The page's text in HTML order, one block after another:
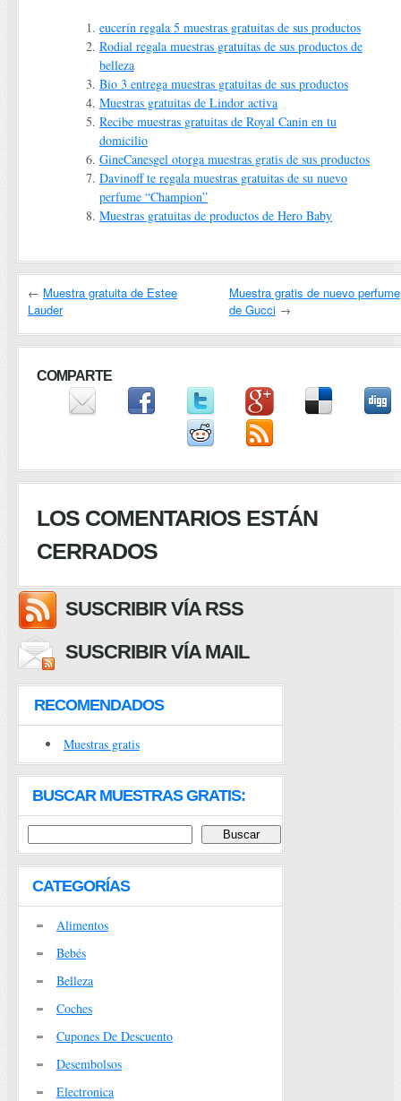
eucerín regala 5 muestras gratuitas de sus productos
Rodial regala muestras gratuitas de sus productos de
belleza
Bio 3 entrega muestras gratuitas de sus productos
Muestras gratuitas de Lindor activa
Recibe muestras gratuitas de Royal Canin en tu
domicilio
GineCanesgel otorga muestras gratis de sus productos
Davinoff te regala muestras gratuitas de su nuevo
perfume “Champion”
Muestras gratuitas de productos de Hero Baby
← Muestra gratuita de Estee
Lauder
Muestra gratis de nuevo perfume
de Gucci→
COMPARTE
LOS COMENTARIOS ESTÁN
CERRADOS
SUSCRIBIR VÍA RSS
SUSCRIBIR VÍA MAIL
RECOMENDADOS
Muestras gratis
BUSCAR MUESTRAS GRATIS:
CATEGORÍAS
Alimentos
Bebés
Belleza
Coches
Cupones De Descuento
Desembolsos
Electronica